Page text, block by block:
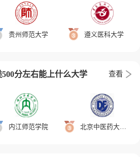
贵州师范大学 遵义医科大学
分左右能上什么大学 查看
内江师范学院 北京中医药大学东方学院